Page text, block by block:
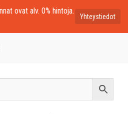
ovat alv. 0% hintoja.
Yhteystiedot